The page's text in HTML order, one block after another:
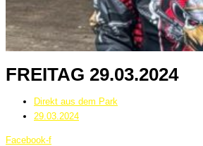
FREITAG 29.03.2024
Direkt aus dem Park
29.03.2024
Facebook-f